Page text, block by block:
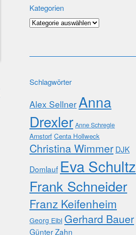
Kategorien
Kategorien
Schlagwörter
Alex SellnerAnna
Drexler Anne Schregle
Arnstorf Centa Hollweck
Christina Wimmer DJK
Domlauf Eva Schultz
Frank Schneider
Franz Keifenheim
Georg Eibl Gerhard Bauer
Günter Zahn